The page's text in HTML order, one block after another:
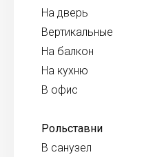
На дверь
Вертикальные
На балкон
На кухню
В офис
Рольставни
В санузел